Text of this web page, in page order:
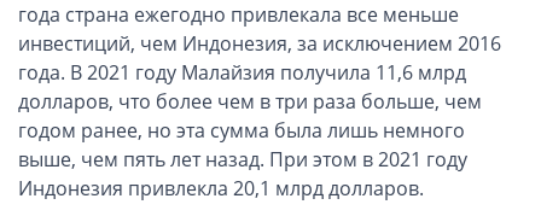
Ирландские партнерства LP
Компании в Сингапуре
Компании на Кипре
Канадские компании LTD
Канадские партнерства LP
Компании в США (Флорида)
года страна ежегодно привлекала все меньше
инвестиций, чем Индонезия, за исключением 2016
года. В 2021 году Малайзия получила 11,6 млрд
долларов, что более чем в три раза больше, чем
годом ранее, но эта сумма была лишь немного
выше, чем пять лет назад. При этом в 2021 году
Индонезия привлекла 20,1 млрд долларов.